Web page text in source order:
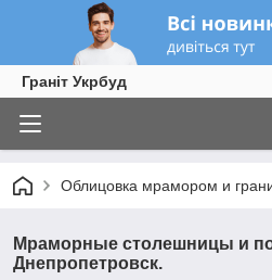
Граніт Укрбуд
Облицовка мрамором и
Мраморные столешницы и
Днепропетровск.